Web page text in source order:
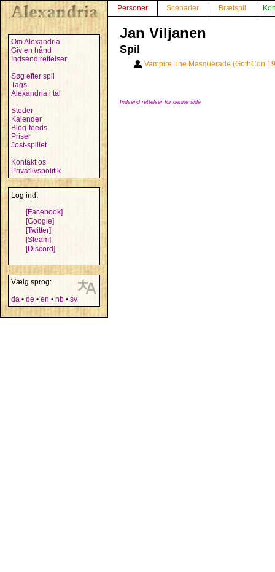
Om Alexandria
Giv en hånd
Indsend rettelser
Søg efter spil
Tags
Alexandria i tal
Steder
Kalender
Blog-feeds
Priser
Jost-spillet
Kontakt os
Privatlivspolitik
Log ind:
[Facebook]
[Google]
[Twitter]
[Steam]
[Discord]
Vælg sprog:
da • de • en • nb • sv
Personer Scenarier Brætspil
Jan Viljanen
Spil
Vampire The Masquerade (GothCon
Indsend rettelser for denne side